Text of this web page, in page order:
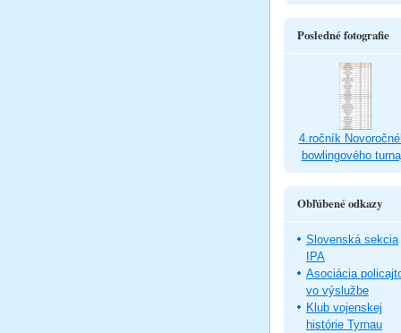
Posledné fotografie
4.ročník
bowlingového
Obľúbené odkazy
Slovenská sekcia
IPA
Asociácia
vo výslužbe
Klub vojenskej
histórie Tyrnau